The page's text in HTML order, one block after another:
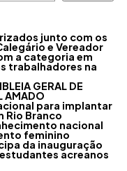
junto com os
e Vereador
a categoria em
trabalhadores na
GERAL DE
AMADO
para implantar
Rio Branco
nacional
feminino
da inauguração
acreanos